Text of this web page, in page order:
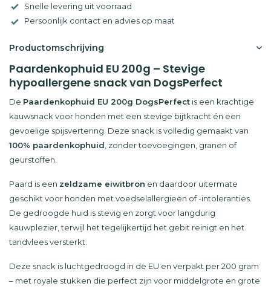
Snelle levering uit voorraad
Persoonlijk contact en advies op maat
Productomschrijving
Paardenkophuid EU 200g – Stevige
hypoallergene snack van DogsPerfect
De Paardenkophuid EU 200g DogsPerfect is een krachtige
kauwsnack voor honden met een stevige bijtkracht én een
gevoelige spijsvertering. Deze snack is volledig gemaakt van
100% paardenkophuid , zonder toevoegingen, granen of
geurstoffen.
Paard is een zeldzame eiwitbron en daardoor uitermate
geschikt voor honden met voedselallergieën of -intoleranties.
De gedroogde huid is stevig en zorgt voor langdurig
kauwplezier, terwijl het tegelijkertijd het gebit reinigt en het
tandvlees versterkt.
Deze snack is luchtgedroogd in de EU en verpakt per 200 gram
– met royale stukken die perfect zijn voor middelgrote en grote